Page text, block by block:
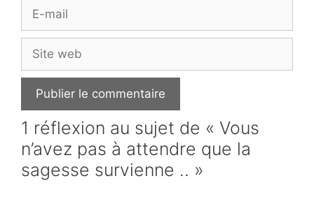
mail
web
1 réflexion au sujet de « Vous
n’avez pas à attendre que la
sagesse survienne .. »